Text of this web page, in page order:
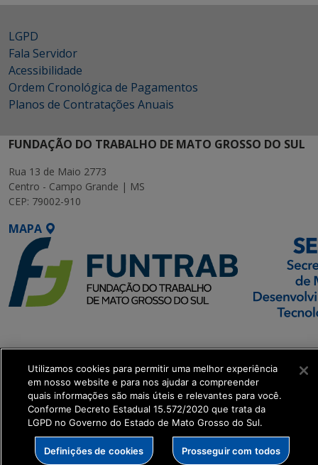
LGPD
Fala Servidor
Acessibilidade
Ordem Cronológica de Pagamentos
Planos de Contratações Anuais
FUNDAÇÃO DO TRABALHO DE MATO GROSSO DO SUL
Rua 13 de Maio 2773
Centro - Campo Grande | MS
CEP: 79002-910
MAPA
Transformação Digital
get_footer();
Utilizamos cookies para permitir uma melhor experiência
em nosso website e para nos ajudar a compreender
quais informações são mais úteis e relevantes para você.
Conforme Decreto Estadual 15.572/2020 que trata da
LGPD no Governo do Estado de Mato Grosso do Sul.
Definições de cookies Prosseguir com todos